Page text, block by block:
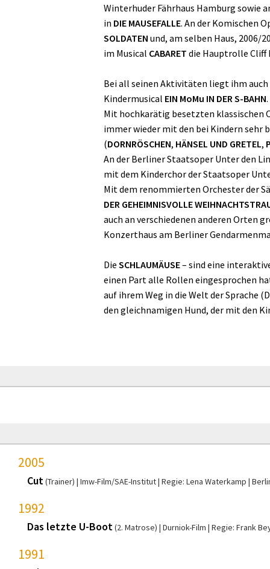
Winterhuder Fährhaus Hamburg sowie
in DIE MAUSEFALLE. An der Komischen
SOLDATEN und, am selben Haus, 2006/
im Musical CABARET die Hauptrolle Cliff
Bei all seinen Aktivitäten liegt ihm
Kindermusical EIN MoMu IN DER S-BAHN.
Mit hochkarätig besetzten klassischen
immer wieder mit den bei Kindern sehr
(DORNRÖSCHEN, HÄNSEL UND GRETEL,
An der Berliner Staatsoper Unter den
mit dem Kinderchor der Staatsoper
Mit dem renommierten Orchester der
DER GEHEIMNISVOLLE
auch an verschiedenen anderen Orten
Konzerthaus am Berliner
Die SCHLAUMÄUSE– sind eine
einen Part alle Rollen eingesprochen
auf ihrem Weg in die Welt der Sprache
den gleichnamigen Hund, der mit den
2005
Cut(Trainer) Imw-Film/SAE-Institut Regie: Lena Waterkamp
1992
Das letzte U-Boot(2. Matrose) Durniok-Film Regie: Frank
1991